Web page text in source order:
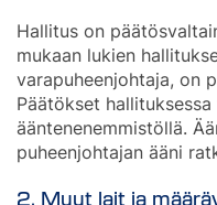
Hallitus on
mukaan lukien
varapuheenjohtaja, on
Päätökset
ääntenenemmistöllä.
puheenjohtajan ääni
2. Muut lait ja